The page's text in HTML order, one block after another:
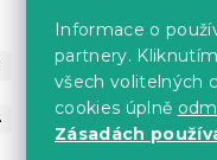
Informace o
partnery.
všech volitelných
cookies úplně
Zásadách
Smíchejte všechny
Do směsi přidejte
dobře promíchejte.